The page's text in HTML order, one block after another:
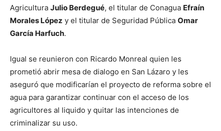
Agricultura Julio Berdegué, el titular de Conagua Efraín
Morales López y el titular de Seguridad Pública Omar
García Harfuch.
Igual se reunieron con Ricardo Monreal quien les
prometió abrir mesa de dialogo en San Lázaro y les
aseguró que modificarían el proyecto de reforma sobre el
agua para garantizar continuar con el acceso de los
agricultores al liquido y quitar las intenciones de
criminalizar su uso.